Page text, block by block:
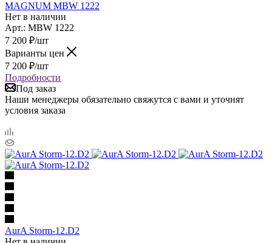
MAGNUM MBW 1222
Нет в наличии
Арт.: MBW 1222
7 200 ₽/шт
Варианты цен
7 200 ₽/шт
Подробности
Под заказ
Наши менеджеры обязательно свяжутся с вами и уточнят
условия заказа
AurA Storm-12.D2